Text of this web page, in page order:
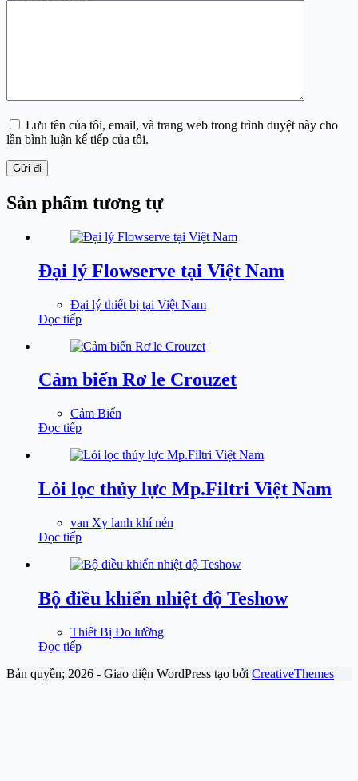
Lưu tên của tôi, email, và trang web trong trình duyệt này cho
lần bình luận kế tiếp của tôi.
Gửi đi
Sản phẩm tương tự
Đại lý Flowserve tại Việt Nam
Đại lý thiết bị tại Việt Nam
Đọc tiếp
Cảm biến Rơ le Crouzet
Cảm Biến
Đọc tiếp
Lỏi lọc thủy lực Mp.Filtri Việt Nam
van Xy lanh khí nén
Đọc tiếp
Bộ điều khiển nhiệt độ Teshow
Thiết Bị Đo lường
Đọc tiếp
Bản quyền; 2026 - Giao diện WordPress tạo bởi CreativeThemes